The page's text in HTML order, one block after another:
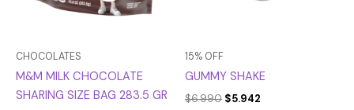
CHOCOLATES
M&M MILK CHOCOLATE
SHARING SIZE BAG 283.5 GR
15% OFF
GUMMY SHAKE
$6.990 $5.942